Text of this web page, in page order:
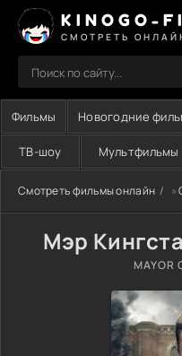
KINOGO-
СМОТРЕТЬ
Фильмы Новогодние
ТВ-шоу Мультфильмы
Смотреть фильмы онлайн »
Мэр
MAYOR